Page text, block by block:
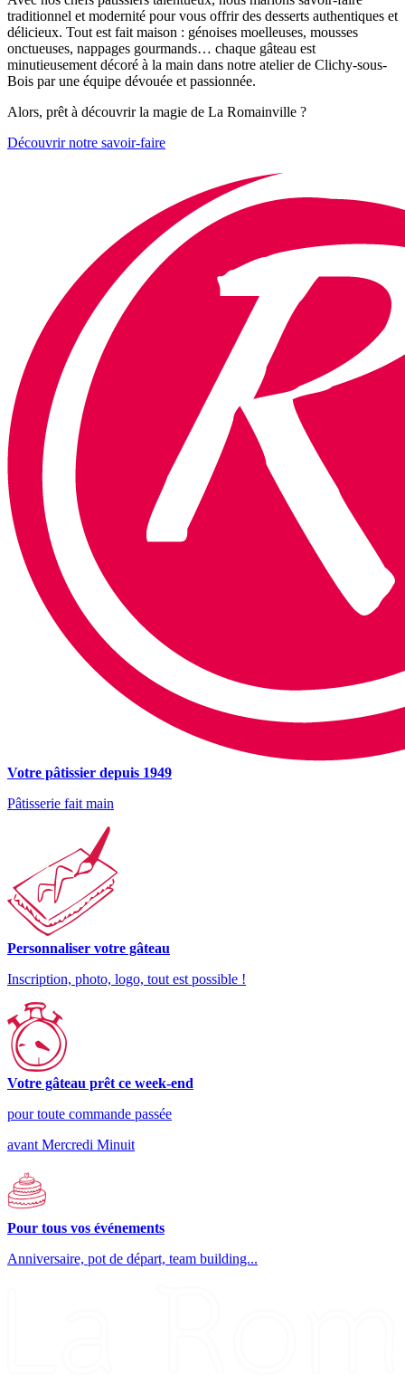
traditionnel et modernité pour vous offrir des desserts authentiques et
délicieux. Tout est fait maison : génoises moelleuses, mousses
onctueuses, nappages gourmands… chaque gâteau est
minutieusement décoré à la main dans notre atelier de Clichy-sous-
Bois par une équipe dévouée et passionnée.
Alors, prêt à découvrir la magie de La Romainville ?
Découvrir notre savoir-faire
Votre pâtissier depuis 1949
Pâtisserie fait main
Personnaliser votre gâteau
Inscription, photo, logo, tout est possible !
Votre gâteau prêt ce week-end
pour toute commande passée
avant Mercredi Minuit
Pour tous vos événements
Anniversaire, pot de départ, team building...